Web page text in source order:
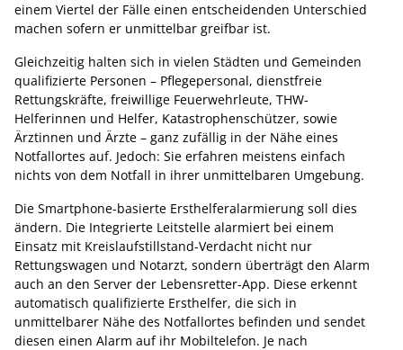
einem Viertel der Fälle einen entscheidenden Unterschied
machen sofern er unmittelbar greifbar ist.
Gleichzeitig halten sich in vielen Städten und Gemeinden
qualifizierte Personen – Pflegepersonal, dienstfreie
Rettungskräfte, freiwillige Feuerwehrleute, THW-
Helferinnen und Helfer, Katastrophenschützer, sowie
Ärztinnen und Ärzte – ganz zufällig in der Nähe eines
Notfallortes auf. Jedoch: Sie erfahren meistens einfach
nichts von dem Notfall in ihrer unmittelbaren Umgebung.
Die Smartphone-basierte Ersthelferalarmierung soll dies
ändern. Die Integrierte Leitstelle alarmiert bei einem
Einsatz mit Kreislaufstillstand-Verdacht nicht nur
Rettungswagen und Notarzt, sondern überträgt den Alarm
auch an den Server der Lebensretter-App. Diese erkennt
automatisch qualifizierte Ersthelfer, die sich in
unmittelbarer Nähe des Notfallortes befinden und sendet
diesen einen Alarm auf ihr Mobiltelefon. Je nach